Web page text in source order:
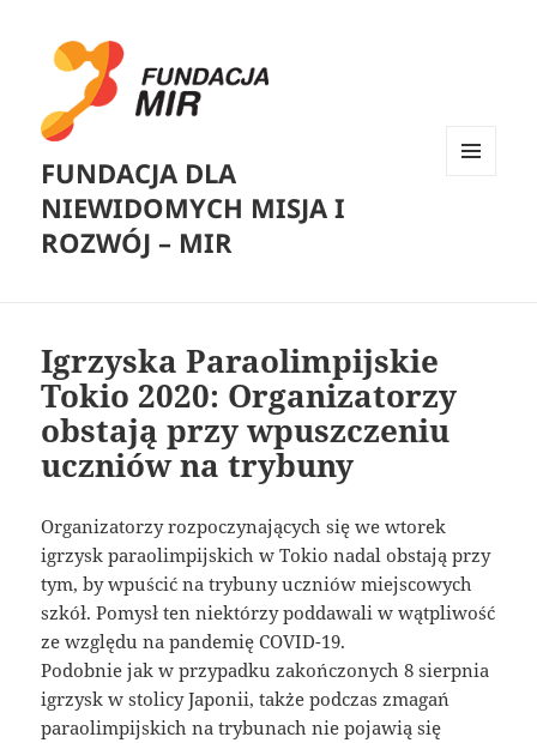
FUNDACJA DLA
NIEWIDOMYCH MISJA I
ROZWÓJ – MIR
Igrzyska Paraolimpijskie
Tokio 2020: Organizatorzy
obstają przy wpuszczeniu
uczniów na trybuny
Organizatorzy rozpoczynających się we wtorek
igrzysk paraolimpijskich w Tokio nadal obstają przy
tym, by wpuścić na trybuny uczniów miejscowych
szkół. Pomysł ten niektórzy poddawali w wątpliwość
ze względu na pandemię COVID-19.
Podobnie jak w przypadku zakończonych 8 sierpnia
igrzysk w stolicy Japonii, także podczas zmagań
paraolimpijskich na trybunach nie pojawią się